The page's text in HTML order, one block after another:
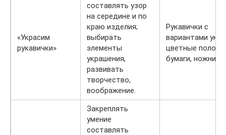
«Украсим
рукавички»
составлять узор
на середине и по
краю изделия;
выбирать
элементы
украшения,
развивать
творчество,
воображение.
Рукавички с
вариантами
цветные
бумаги,
Закреплять
умение
составлять